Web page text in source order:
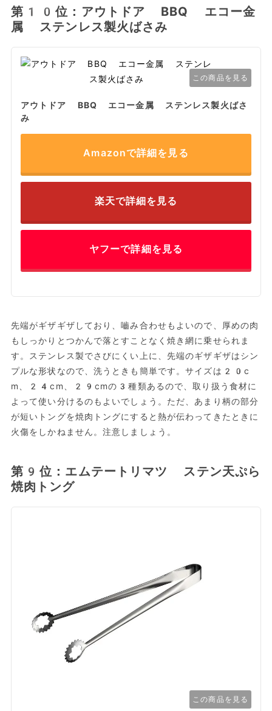
第10位：アウトドア BBQ エコー金
属 ステンレス製火ばさみ
この商品を見る
アウトドア BBQ エコー金属 ステンレス製火ばさ
み
Amazonで詳細を見る
楽天で詳細を見る
ヤフーで詳細を見る
先端がギザギザしており、嚙み合わせもよいので、厚めの肉
もしっかりとつかんで落とすことなく焼き網に乗せられま
す。ステンレス製でさびにくい上に、先端のギザギザはシン
プルな形状なので、洗うときも簡単です。サイズは20c
m、24cm、29cmの3種類あるので、取り扱う食材に
よって使い分けるのもよいでしょう。ただ、あまり柄の部分
が短いトングを焼肉トングにすると熱が伝わってきたときに
火傷をしかねません。注意しましょう。
第9位：エムテートリマツ ステン天ぷら
焼肉トング
この商品を見る